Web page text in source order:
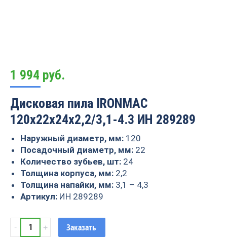
1 994 руб.
Дисковая пила IRONMAC
120x22x24x2,2/3,1-4.3 ИН 289289
Наружный диаметр, мм: 120
Посадочный диаметр, мм: 22
Количество зубьев, шт: 24
Толщина корпуса, мм: 2,2
Толщина напайки, мм: 3,1 – 4,3
Артикул: ИН 289289
Дисковая
пила
Заказать